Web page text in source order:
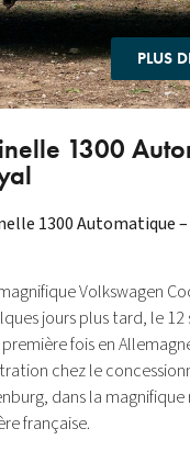
PLUS
1300
1300 Automatique –
Volkswagen
jours plus tard, le
fois en
chez le
dans la
française.